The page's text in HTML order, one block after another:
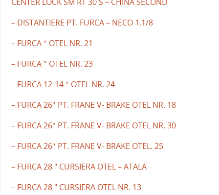
– DISTANTIERE PT. FURCA – NECO 1.1/8
– FURCA ″ OTEL NR. 21
– FURCA ″ OTEL NR. 23
– FURCA 12-14 ″ OTEL NR. 24
– FURCA 26″ PT. FRANE V- BRAKE OTEL NR. 18
– FURCA 26″ PT. FRANE V- BRAKE OTEL NR. 30
– FURCA 26″ PT. FRANE V- BRAKE OTEL. 25
– FURCA 28 " CURSIERA OTEL – ATALA
– FURCA 28 " CURSIERA OTEL NR. 13